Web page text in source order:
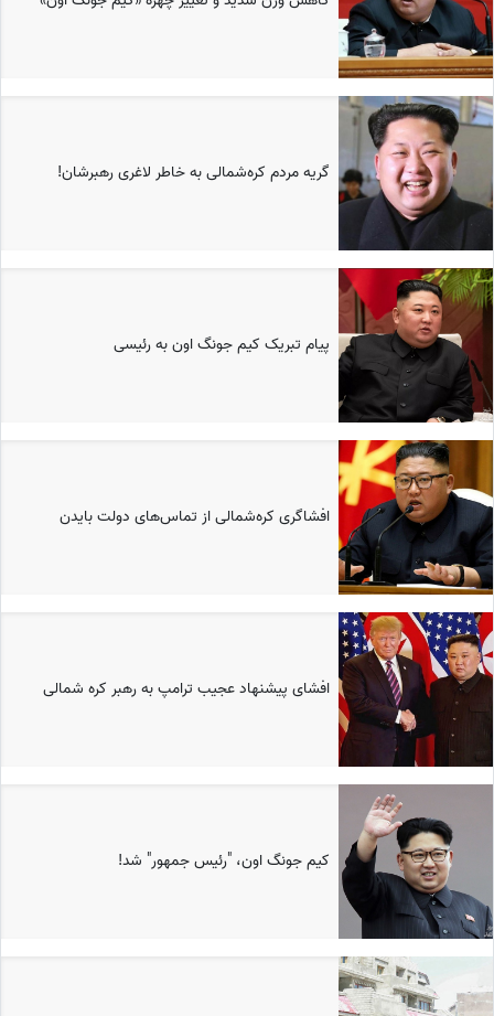
گریه مردم کره‌شمالی به خاطر لاغری رهبرشان!
پیام تبریک کیم جونگ اون به رئیسی
افشاگری کره‌شمالی از تماس‌های دولت بایدن
افشای پیشنهاد عجیب ترامپ به رهبر کره شمالی
کیم جونگ اون، "رئیس جمهور" شد!